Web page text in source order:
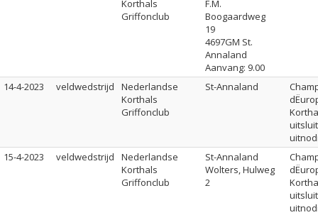
Korthals
Griffonclub
F.M.
Boogaardweg
19
4697GM St.
Annaland
Aanvang: 9.00
14-4-2023
veldwedstrijd
Nederlandse
Korthals
Griffonclub
St-Annaland
15-4-2023
veldwedstrijd
Nederlandse
Korthals
Griffonclub
St-Annaland
Wolters, Hulweg
2